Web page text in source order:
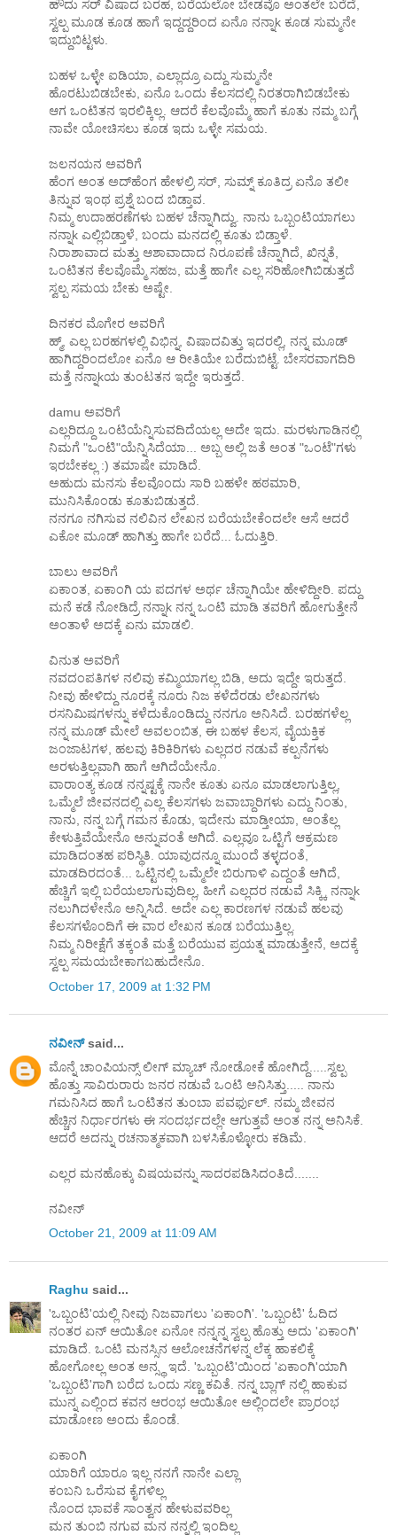
ಹೌದು ಸರ್ ವಿಷಾದ ಬರಹ, ಬರೆಯಲೋ ಬೇಡವೊ ಅಂತಲೇ ಬರೆದೆ,
ಸ್ವಲ್ಪ ಮೂಡ ಕೂಡ ಹಾಗೆ ಇದ್ದದ್ದರಿಂದ ಏನೊ ನನ್ನಾk ಕೂಡ ಸುಮ್ಮನೇ
ಇದ್ದುಬಿಟ್ಟಳು.
ಬಹಳ ಒಳ್ಳೇ ಐಡಿಯಾ, ಎಲ್ಲಾದ್ರೂ ಎದ್ದು ಸುಮ್ಮನೇ
ಹೊರಟುಬಿಡಬೇಕು, ಏನೊ ಒಂದು ಕೆಲಸದಲ್ಲಿ ನಿರತರಾಗಿಬಿಡಬೇಕು
ಆಗ ಒಂಟಿತನ ಇರಲಿಕ್ಕಿಲ್ಲ. ಆದರೆ ಕೆಲವೊಮ್ಮೆ ಹಾಗೆ ಕೂತು ನಮ್ಮ ಬಗ್ಗೆ
ನಾವೇ ಯೋಚಿಸಲು ಕೂಡ ಇದು ಒಳ್ಳೇ ಸಮಯ.
ಜಲನಯನ ಅವರಿಗೆ
ಹೆಂಗ ಅಂತ ಅದ್‌ಹೆಂಗ ಹೇಳಲ್ರಿ ಸರ್, ಸುಮ್ನ್ ಕೂತಿದ್ರ ಏನೊ ತಲೀ
ತಿನ್ನುವ ಇಂಥ ಪ್ರಶ್ನೆ ಬಂದ ಬಿಡ್ತಾವ.
ನಿಮ್ಮ ಉದಾಹರಣೆಗಳು ಬಹಳ ಚೆನ್ನಾಗಿದ್ವು. ನಾನು ಒಬ್ಬಂಟಿಯಾಗಲು
ನನ್ನಾk ಎಲ್ಲಿಬಿಡ್ತಾಳೆ, ಬಂದು ಮನದಲ್ಲಿ ಕೂತು ಬಿಡ್ತಾಳೆ.
ನಿರಾಶಾವಾದ ಮತ್ತು ಆಶಾವಾದಾದ ನಿರೂಪಣೆ ಚೆನ್ನಾಗಿದೆ, ಖಿನ್ನತೆ,
ಒಂಟಿತನ ಕೆಲವೊಮ್ಮೆ ಸಹಜ, ಮತ್ತೆ ಹಾಗೇ ಎಲ್ಲ ಸರಿಹೋಗಿಬಿಡುತ್ತದೆ
ಸ್ವಲ್ಪ ಸಮಯ ಬೇಕು ಅಷ್ಟೇ.
ದಿನಕರ ಮೊಗೇರ ಅವರಿಗೆ
ಹ್ಮ್, ಎಲ್ಲ ಬರಹಗಳಲ್ಲಿ ವಿಭಿನ್ನ, ವಿಷಾದವಿತ್ತು ಇದರಲ್ಲಿ, ನನ್ನ ಮೂಡ್
ಹಾಗಿದ್ದರಿಂದಲೋ ಏನೊ ಆ ರೀತಿಯೇ ಬರೆದುಬಿಟ್ಟೆ. ಬೇಸರವಾಗದಿರಿ
ಮತ್ತೆ ನನ್ನಾkಯ ತುಂಟತನ ಇದ್ದೇ ಇರುತ್ತದೆ.
damu ಅವರಿಗೆ
ಎಲ್ಲರಿದ್ದೂ ಒಂಟಿಯೆನ್ನಿಸುವದಿದೆಯಲ್ಲ ಅದೇ ಇದು. ಮರಳುಗಾಡಿನಲ್ಲಿ
ನಿಮಗೆ "ಒಂಟಿ"ಯೆನ್ನಿಸಿದೆಯಾ... ಅಬ್ಬ ಅಲ್ಲಿ ಜತೆ ಅಂತ "ಒಂಟೆ"ಗಳು
ಇರಬೇಕಲ್ಲ :) ತಮಾಷೇ ಮಾಡಿದೆ.
ಅಹುದು ಮನಸು ಕೆಲವೊಂದು ಸಾರಿ ಬಹಳೇ ಹಠಮಾರಿ,
ಮುನಿಸಿಕೊಂಡು ಕೂತುಬಿಡುತ್ತದೆ.
ನನಗೂ ನಗಿಸುವ ನಲಿವಿನ ಲೇಖನ ಬರೆಯಬೇಕೆಂದಲೇ ಆಸೆ ಆದರೆ
ಎಕೋ ಮೂಡ್ ಹಾಗಿತ್ತು ಹಾಗೇ ಬರೆದೆ... ಓದುತ್ತಿರಿ.
ಬಾಲು ಅವರಿಗೆ
ಏಕಾಂತ, ಏಕಾಂಗಿ ಯ ಪದಗಳ ಅರ್ಥ ಚೆನ್ನಾಗಿಯೇ ಹೇಳಿದ್ದೀರಿ. ಪದ್ದು
ಮನೆ ಕಡೆ ನೋಡಿದ್ರೆ ನನ್ನಾk ನನ್ನ ಒಂಟಿ ಮಾಡಿ ತವರಿಗೆ ಹೋಗುತ್ತೇನೆ
ಅಂತಾಳೆ ಅದಕ್ಕೆ ಏನು ಮಾಡಲಿ.
ವಿನುತ ಅವರಿಗೆ
ನವದಂಪತಿಗಳ ನಲಿವು ಕಮ್ಮಿಯಾಗಲ್ಲ ಬಿಡಿ, ಅದು ಇದ್ದೇ ಇರುತ್ತದೆ.
ನೀವು ಹೇಳಿದ್ದು ನೂರಕ್ಕೆ ನೂರು ನಿಜ ಕಳೆದೆರಡು ಲೇಖನಗಳು
ರಸನಿಮಿಷಗಳನ್ನು ಕಳೆದುಕೊಂಡಿದ್ದು ನನಗೂ ಅನಿಸಿದೆ. ಬರಹಗಳೆಲ್ಲ
ನನ್ನ ಮೂಡ್ ಮೇಲೆ ಅವಲಂಬಿತ, ಈ ಬಹಳ ಕೆಲಸ, ವೈಯಕ್ತಿಕ
ಜಂಜಾಟಗಳ, ಹಲವು ಕಿರಿಕಿರಿಗಳು ಎಲ್ಲದರ ನಡುವೆ ಕಲ್ಪನೆಗಳು
ಅರಳುತ್ತಿಲ್ಲವಾಗಿ ಹಾಗೆ ಆಗಿದೆಯೇನೊ.
ವಾರಾಂತ್ಯ ಕೂಡ ನನ್ನಷ್ಟಕ್ಕೆ ನಾನೇ ಕೂತು ಏನೂ ಮಾಡಲಾಗುತ್ತಿಲ್ಲ,
ಒಮ್ಮೆಲೆ ಜೀವನದಲ್ಲಿ ಎಲ್ಲ ಕೆಲಸಗಳು ಜವಾಬ್ದಾರಿಗಳು ಎದ್ದು ನಿಂತು,
ನಾನು, ನನ್ನ ಬಗ್ಗೆ ಗಮನ ಕೊಡು, ಇದೇನು ಮಾಡ್ತೀಯಾ, ಅಂತೆಲ್ಲ
ಕೇಳುತ್ತಿವೆಯೇನೊ ಅನ್ನುವಂತೆ ಆಗಿದೆ. ಎಲ್ಲವೂ ಒಟ್ಟಿಗೆ ಆಕ್ರಮಣ
ಮಾಡಿದಂತಹ ಪರಿಸ್ಥಿತಿ. ಯಾವುದನ್ನೂ ಮುಂದೆ ತಳ್ಳದಂತೆ,
ಮಾಡದಿರದಂತೆ... ಒಟ್ಟಿನಲ್ಲಿ ಒಮ್ಮೆಲೇ ಬಿರುಗಾಳಿ ಎದ್ದಂತೆ ಆಗಿದೆ,
ಹೆಚ್ಚಿಗೆ ಇಲ್ಲಿ ಬರೆಯಲಾಗುವುದಿಲ್ಲ, ಹೀಗೆ ಎಲ್ಲದರ ನಡುವೆ ಸಿಕ್ಕ್ಕಿ ನನ್ನಾk
ನಲುಗಿದಳೇನೊ ಅನ್ನಿಸಿದೆ. ಅದೇ ಎಲ್ಲ ಕಾರಣಗಳ ನಡುವೆ ಹಲವು
ಕೆಲಸಗಳೊಂದಿಗೆ ಈ ವಾರ ಲೇಖನ ಕೂಡ ಬರೆಯುತ್ತಿಲ್ಲ.
ನಿಮ್ಮ ನಿರೀಕ್ಷೆಗೆ ತಕ್ಕಂತೆ ಮತ್ತೆ ಬರೆಯುವ ಪ್ರಯತ್ನ ಮಾಡುತ್ತೇನೆ, ಅದಕ್ಕೆ
ಸ್ವಲ್ಪ ಸಮಯಬೇಕಾಗಬಹುದೇನೊ.
October 17, 2009 at 1:32 PM
ನವೀನ್said...
ಮೊನ್ನೆ ಚಾಂಪಿಯನ್ಸ್ ಲೀಗ್ ಮ್ಯಾಚ್ ನೋಡೋಕೆ ಹೋಗಿದ್ದೆ.....ಸ್ವಲ್ಪ
ಹೊತ್ತು ಸಾವಿರುರಾರು ಜನರ ನಡುವೆ ಒಂಟಿ ಅನಿಸಿತ್ತು..... ನಾನು
ಗಮನಿಸಿದ ಹಾಗೆ ಒಂಟಿತನ ತುಂಬಾ ಪವರ್ಫುಲ್. ನಮ್ಮ ಜೀವನ
ಹೆಚ್ಚಿನ ನಿರ್ಧಾರಗಳು ಈ ಸಂದರ್ಭದಲ್ಲೇ ಆಗುತ್ತವೆ ಅಂತ ನನ್ನ ಅನಿಸಿಕೆ.
ಆದರೆ ಅದನ್ನು ರಚನಾತ್ಮಕವಾಗಿ ಬಳಸಿಕೊಳ್ಳೋರು ಕಡಿಮೆ.
ಎಲ್ಲರ ಮನಹೊಕ್ಕು ವಿಷಯವನ್ನು ಸಾದರಪಡಿಸಿದಂತಿದೆ.......
ನವೀನ್
October 21, 2009 at 11:09 AM
Raghu said...
'ಒಬ್ಬಂಟಿ'ಯಲ್ಲಿ ನೀವು ನಿಜವಾಗಲು 'ಏಕಾಂಗಿ'. 'ಒಬ್ಬಂಟಿ' ಓದಿದ
ನಂತರ ಏನ್ ಆಯಿತೋ ಏನೋ ನನ್ನನ್ನ ಸ್ವಲ್ಪ ಹೊತ್ತು ಅದು 'ಏಕಾಂಗಿ'
ಮಾಡಿದೆ. ಒ೦ಟಿ ಮನಸ್ಸಿನ ಆಲೋಚನೆಗಳನ್ನ ಲೆಕ್ಕ ಹಾಕಲಿಕ್ಕೆ
ಹೋಗೋಲ್ಲ ಅಂತ ಅನ್ಸ್ಥ ಇದೆ. 'ಒಬ್ಬಂಟಿ'ಯಿಂದ 'ಏಕಾಂಗಿ'ಯಾಗಿ
'ಒಬ್ಬಂಟಿ'ಗಾಗಿ ಬರೆದ ಒಂದು ಸಣ್ಣ ಕವಿತೆ. ನನ್ನ ಬ್ಲಾಗ್ ನಲ್ಲಿ ಹಾಕುವ
ಮುನ್ನ ಎಲ್ಲಿಂದ ಕವನ ಆರಂಭ ಆಯಿತೋ ಅಲ್ಲಿಂದಲೇ ಪ್ರಾರಂಭ
ಮಾಡೋಣ ಅಂದು ಕೊಂಡೆ.
ಏಕಾಂಗಿ
ಯಾರಿಗೆ ಯಾರೂ ಇಲ್ಲ ನನಗೆ ನಾನೇ ಎಲ್ಲಾ
ಕಂಬನಿ ಒರೆಸುವ ಕೈಗಳಿಲ್ಲ
ನೊಂದ ಭಾವಕೆ ಸಾಂತ್ವನ ಹೇಳುವವರಿಲ್ಲ
ಮನ ತುಂಬಿ ನಗುವ ಮನ ನನ್ನಲ್ಲಿ ಇಂದಿಲ್ಲ